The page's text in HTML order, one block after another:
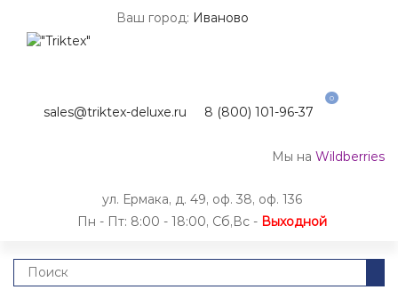
Ваш город: Иваново
0
8 (800) 101-96-37
sales@triktex-deluxe.ru
Мы на Wildberries
ул. Ермака, д. 49, оф. 38, оф. 136
Пн - Пт: 8:00 - 18:00, Сб,Вс - Выходной